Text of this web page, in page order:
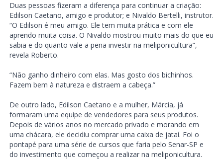
Duas pessoas fizeram a diferença para continuar a criação:
Edilson Caetano, amigo e produtor; e Nivaldo Bertelli, instrutor.
“O Edilson é meu amigo. Ele tem muita prática e com ele
aprendo muita coisa. O Nivaldo mostrou muito mais do que eu
sabia e do quanto vale a pena investir na meliponicultura”,
revela Roberto.
“Não ganho dinheiro com elas. Mas gosto dos bichinhos.
Fazem bem à natureza e distraem a cabeça.”
De outro lado, Edilson Caetano e a mulher, Márcia, já
formaram uma equipe de vendedores para seus produtos.
Depois de vários anos no mercado privado e morando em
uma chácara, ele decidiu comprar uma caixa de jataí. Foi o
pontapé para uma série de cursos que faria pelo Senar-SP e
do investimento que começou a realizar na meliponicultura.